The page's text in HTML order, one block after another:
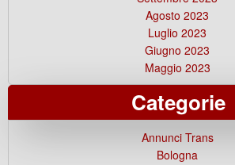
Agosto 2023
Luglio 2023
Giugno 2023
Maggio 2023
Categorie
Annunci Trans
Bologna